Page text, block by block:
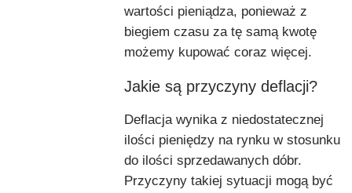
wartości pieniądza, ponieważ z
biegiem czasu za tę samą kwotę
możemy kupować coraz więcej.
Jakie są przyczyny deflacji?
Deflacja wynika z niedostatecznej
ilości pieniędzy na rynku w stosunku
do ilości sprzedawanych dóbr.
Przyczyny takiej sytuacji mogą być